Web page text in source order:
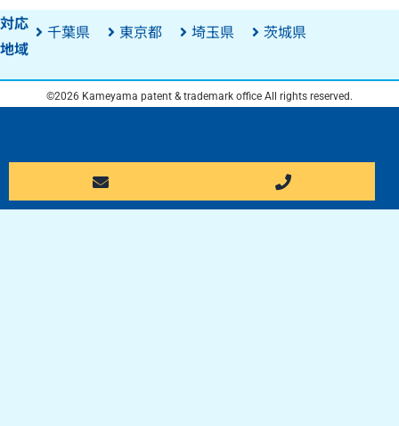
対応
地域
千葉県 東京都 埼玉県 茨城県
©2026 Kameyama patent & trademark office All rights reserved.